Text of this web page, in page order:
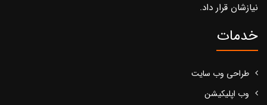
نیازشان قرار داد.
خدمات
طراحی وب سایت
وب اپلیکیشن